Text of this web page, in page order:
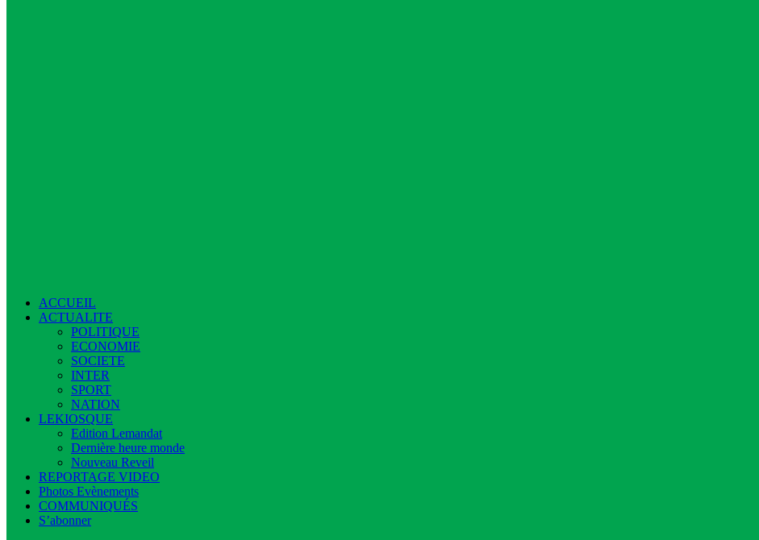
ACCUEIL
ACTUALITE
POLITIQUE
ECONOMIE
SOCIETE
INTER
SPORT
NATION
LEKIOSQUE
Edition Lemandat
Dernière heure monde
Nouveau Reveil
REPORTAGE VIDEO
Photos Evènements
COMMUNIQUÉS
S’abonner